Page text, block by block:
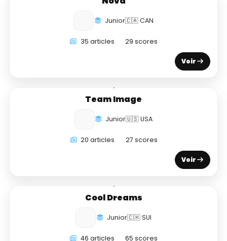
Junior🇨🇦 CAN
35 articles 29 scores
Voir
Team Image
Junior🇺🇸 USA
20 articles 27 scores
Voir
Cool Dreams
Junior🇨🇭 SUI
46 articles 65 scores